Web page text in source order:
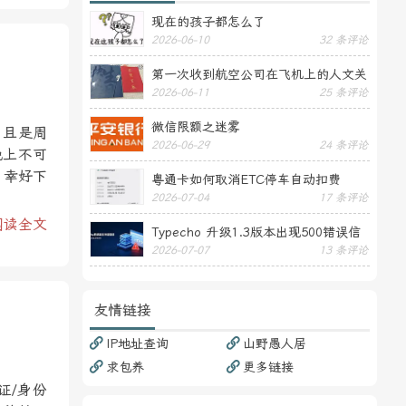
是周
不可
好下
读全文
/身份
现在的孩子都怎么了
2026-06-10 32 条评论
第一次收到航空公司在飞机上的人文关
怀——送生日贺卡
2026-06-11 25 条评论
微信限额之迷雾
2026-06-29 24 条评论
粤通卡如何取消ETC停车自动扣费
2026-07-04 17 条评论
Typecho 升级1.3版本出现500错误信
息
2026-07-07 13 条评论
友情链接
IP地址查询
山野愚人居
求包养
更多链接